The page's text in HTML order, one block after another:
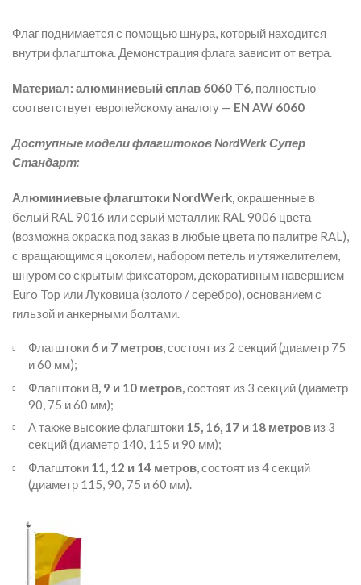
Флаг поднимается с помощью шнура, который находится
внутри флагштока. Демонстрация флага зависит от ветра.
Материал: алюминиевый сплав 6060 T6, полностью
соответствует европейскому аналогу — EN AW 6060
Доступные модели флагштоков NordWerk Супер
Стандарт:
Алюминиевые флагштоки NordWerk,окрашенные в
белый RAL 9016 или серый металлик RAL 9006 цвета
(возможна окраска под заказ в любые цвета по палитре RAL),
с вращающимся цоколем, набором петель и утяжелителем,
шнуром со скрытым фиксатором, декоративным навершием
Euro Top или Луковица (золото / серебро), основанием с
гильзой и анкерными болтами.
Флагштоки 6 и 7 метров, состоят из 2 секций (диаметр 75
и 60 мм);
Флагштоки 8, 9 и 10 метров,состоят из 3 секций (диаметр
90, 75 и 60 мм);
А также высокие флагштоки 15, 16, 17 и 18 метров из 3
секций (диаметр 140, 115 и 90 мм);
Флагштоки 11, 12 и 14 метров, состоят из 4 секций
(диаметр 115, 90, 75 и 60 мм).